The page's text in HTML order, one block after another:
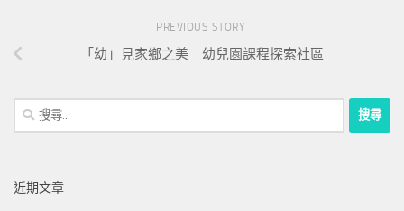
PREVIOUS STORY
「幼」見家鄉之美 幼兒園課程探索社區
搜
尋
字:
近期文章